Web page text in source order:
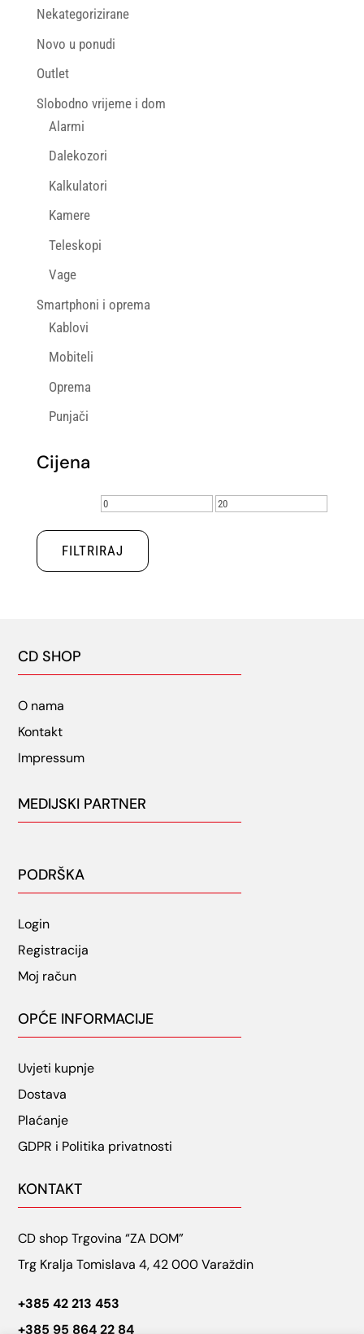
Nekategorizirane
Novo u ponudi
Outlet
Slobodno vrijeme i dom
Alarmi
Dalekozori
Kalkulatori
Kamere
Teleskopi
Vage
Smartphoni i oprema
Kablovi
Mobiteli
Oprema
Punjači
Cijena
Min
cijena
Maks
FILTRIRAJ
CD SHOP
O nama
Kontakt
Impressum
MEDIJSKI PARTNER
PODRŠKA
Login
Registracija
Moj račun
OPĆE INFORMACIJE
Uvjeti kupnje
Dostava
Plaćanje
GDPR i Politika privatnosti
KONTAKT
CD shop Trgovina “ZA DOM”
Trg Kralja Tomislava 4, 42 000 Varaždin
+385 42 213 453
+385 95 864 22 84